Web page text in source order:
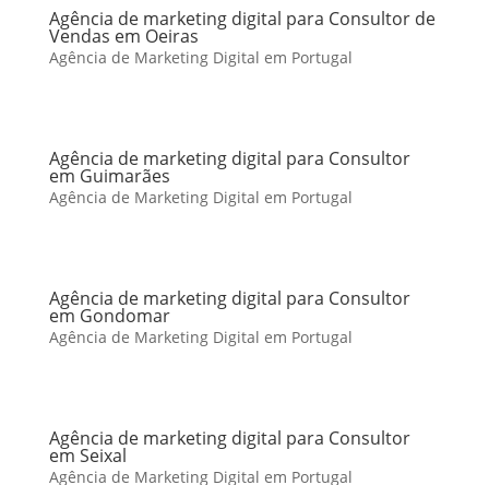
Agência de marketing digital para Consultor de
Vendas em Oeiras
Agência de Marketing Digital em Portugal
Agência de marketing digital para Consultor
em Guimarães
Agência de Marketing Digital em Portugal
Agência de marketing digital para Consultor
em Gondomar
Agência de Marketing Digital em Portugal
Agência de marketing digital para Consultor
em Seixal
Agência de Marketing Digital em Portugal